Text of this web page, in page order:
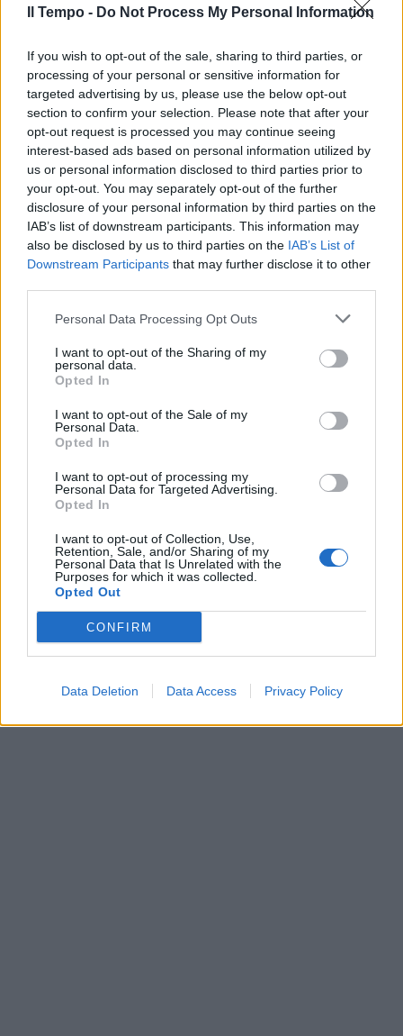
Il Tempo - Do Not Process My Personal Information
If you wish to opt-out of the sale, sharing to third parties, or
processing of your personal or sensitive information for
targeted advertising by us, please use the below opt-out
section to confirm your selection. Please note that after your
opt-out request is processed you may continue seeing
interest-based ads based on personal information utilized by
us or personal information disclosed to third parties prior to
your opt-out. You may separately opt-out of the further
disclosure of your personal information by third parties on the
IAB’s list of downstream participants. This information may
also be disclosed by us to third parties on the IAB’s List of
Downstream Participants that may further disclose it to other
Personal Data Processing Opt Outs
I want to opt-out of the Sharing of my
personal data.
Opted In
I want to opt-out of the Sale of my
Personal Data.
Opted In
I want to opt-out of processing my
Personal Data for Targeted Advertising.
Opted In
I want to opt-out of Collection, Use,
Retention, Sale, and/or Sharing of my
Personal Data that Is Unrelated with the
Purposes for which it was collected.
Opted Out
CONFIRM
Data Deletion Data Access Privacy Policy